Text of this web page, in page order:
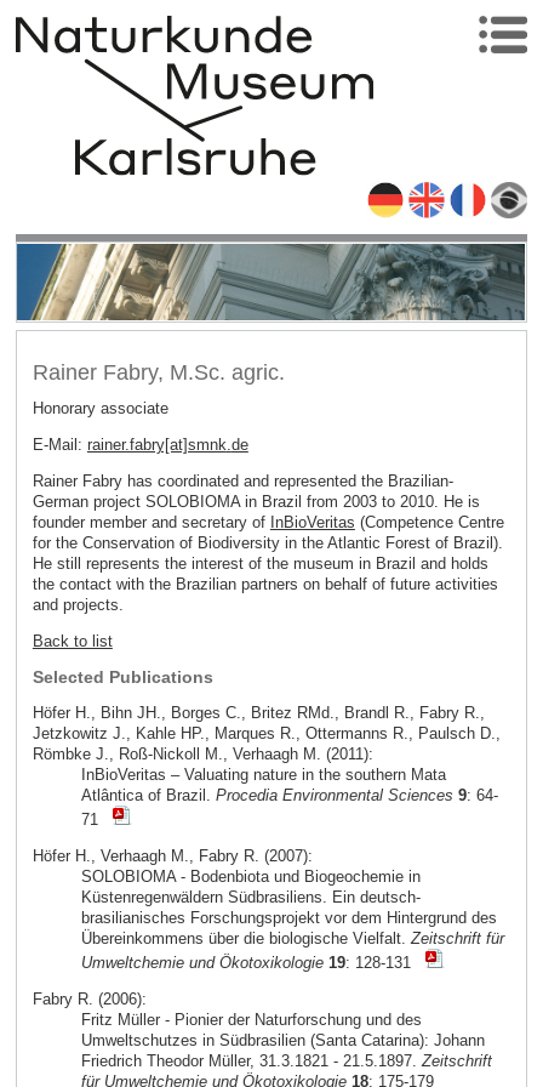
Rainer Fabry, M.Sc. agric.
Honorary associate
E-Mail: rainer.fabry[at]smnk.de
Rainer Fabry has coordinated and represented the Brazilian-
German project SOLOBIOMA in Brazil from 2003 to 2010. He is
founder member and secretary of InBioVeritas (Competence Centre
for the Conservation of Biodiversity in the Atlantic Forest of Brazil).
He still represents the interest of the museum in Brazil and holds
the contact with the Brazilian partners on behalf of future activities
and projects.
Back to list
Selected Publications
Höfer H., Bihn JH., Borges C., Britez RMd., Brandl R., Fabry R.,
Jetzkowitz J., Kahle HP., Marques R., Ottermanns R., Paulsch D.,
Römbke J., Roß-Nickoll M., Verhaagh M. (2011):
InBioVeritas – Valuating nature in the southern Mata
Atlântica of Brazil. Procedia Environmental Sciences 9: 64-
71
Höfer H., Verhaagh M., Fabry R. (2007):
SOLOBIOMA - Bodenbiota und Biogeochemie in
Küstenregenwäldern Südbrasiliens. Ein deutsch-
brasilianisches Forschungsprojekt vor dem Hintergrund des
Übereinkommens über die biologische Vielfalt.Zeitschrift für
Umweltchemie und Ökotoxikologie 19: 128-131
Fabry R. (2006):
Fritz Müller - Pionier der Naturforschung und des
Umweltschutzes in Südbrasilien (Santa Catarina): Johann
Friedrich Theodor Müller, 31.3.1821 - 21.5.1897.Zeitschrift
für Umweltchemie und Ökotoxikologie 18: 175-179